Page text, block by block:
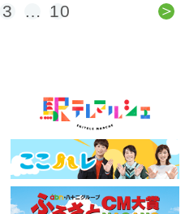
3 … 10 ＞